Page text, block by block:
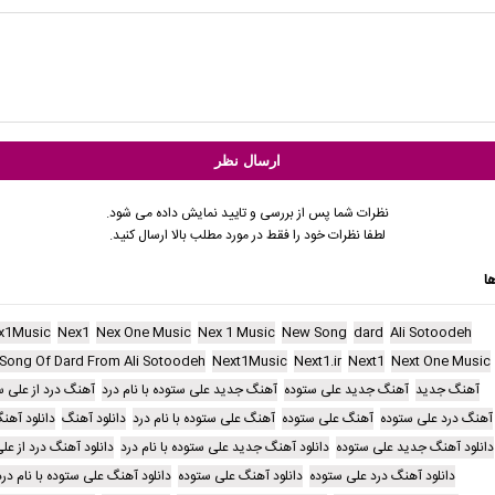
نظرات شما پس از بررسی و تایید نمایش داده می شود.
لطفا نظرات خود را فقط در مورد مطلب بالا ارسال کنید.
Ali Sotoodeh
dard
New Song
Nex 1 Music
Nex One Music
Nex1
Next One Music
Next1
Next1.ir
Next1Music
Of Dard From Ali Sotoodeh
آهنگ جدید آهنگ جدید علی ستوده آهنگ جدید علی ستوده با نام درد آهنگ درد از علی
آهنگ درد علی ستوده آهنگ علی ستوده آهنگ علی ستوده با نام درد دانلود آهنگ دانلود
دانلود آهنگ جدید علی ستوده دانلود آهنگ جدید علی ستوده با نام درد دانلود آهنگ درد از
دانلود آهنگ درد علی ستوده دانلود آهنگ علی ستوده دانلود آهنگ علی ستوده با نام